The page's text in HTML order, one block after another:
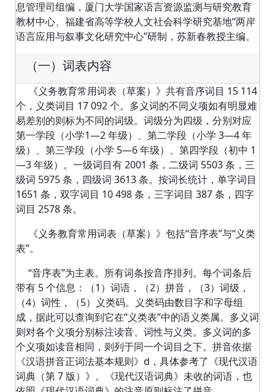
息管理司组编，厦门大学国家语言资源监测与研究教育
教材中心、福建省高等学校人文社会科学研究基地“两岸
语言应用与叙事文化研究中心”研制，苏新春教授主编。
（一）词表内容
《义务教育常用词表（草案）》共有音序词目 15 114
个，义类词目 17 092 个。多义词的不同义项如有明显难
易差别的则标为不同的词级。词级分为四级，分别对应
第一学段（小学1—2 年级）、第二学段（小学 3—4 年
级）、第三学段（小学 5—6 年级）、第四学段（初中 1
—3 年级）。一级词目有 2001 条，二级词 5503 条，三
级词 5975 条，四级词 3613 条。按词长统计，单字词目
1651 条，双字词目 10 498 条，三字词目 387 条，四字
词目 2578 条。
《义务教育常用词表（草案）》包括“音序表”与“义类
表”。
“音序表”为主表。所有词条按音序排列。每个词条后
带有 5 个信息：（1）词语，（2）拼音，（3）词级，
（4）词性，（5）义类码。义类码由数目字和字母组
成，据此可以查询到它在“义类表”中的语义类属。多义词
则对各个义项分别标注读音、词性与义类。多义词的多
个义项如读音相同，则列于同一个词目之下。拼音依据
《汉语拼音正词法基本规则》d，具体参考了《现代汉语
词典（第 7 版）》。《现代汉语词典》未收的词语，也